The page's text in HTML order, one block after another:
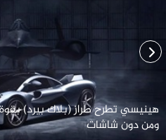
ومن دون شاشات